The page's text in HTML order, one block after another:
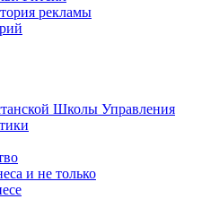
рекламы
Школы Управления
и не только